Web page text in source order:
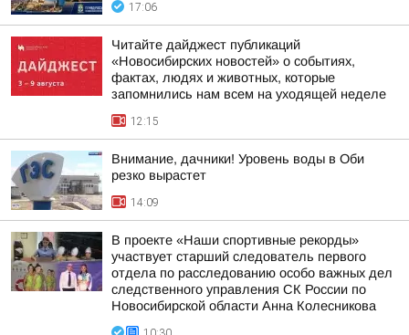
17:06
Читайте дайджест публикаций
«Новосибирских новостей» о событиях,
фактах, людях и животных, которые
запомнились нам всем на уходящей неделе
12:15
Внимание, дачники! Уровень воды в Оби
резко вырастет
14:09
В проекте «Наши спортивные рекорды»
участвует старший следователь первого
отдела по расследованию особо важных дел
следственного управления СК России по
Новосибирской области Анна Колесникова